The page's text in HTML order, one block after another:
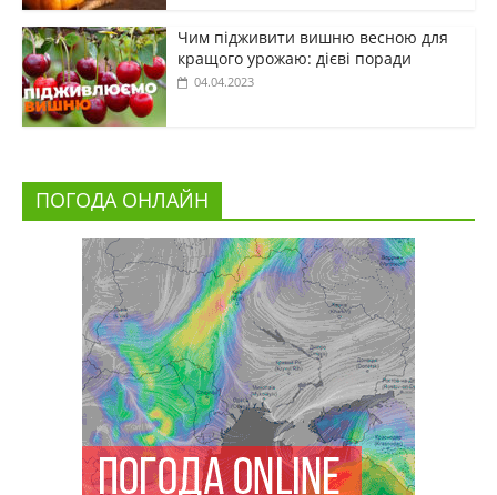
Чим підживити вишню весною для
кращого урожаю: дієві поради
04.04.2023
ПОГОДА ОНЛАЙН